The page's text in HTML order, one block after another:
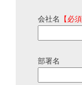
会社名 【必須
部署名